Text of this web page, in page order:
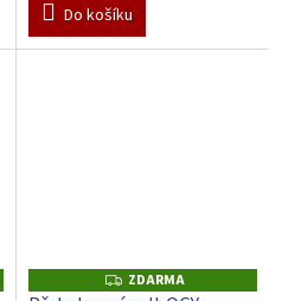
Do košíku
Z
D
ZDARMA